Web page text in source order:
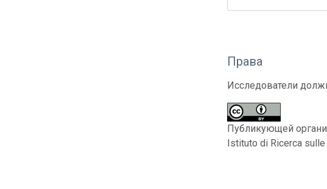
Права
Исследователи
Публикующей
Istituto di Ricerca